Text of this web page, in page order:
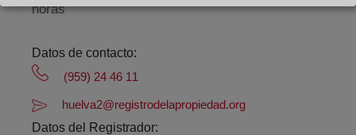
horas
Datos de contacto:
(959) 24 46 11
huelva2@registrodelapropiedad.org
Datos del Registrador: